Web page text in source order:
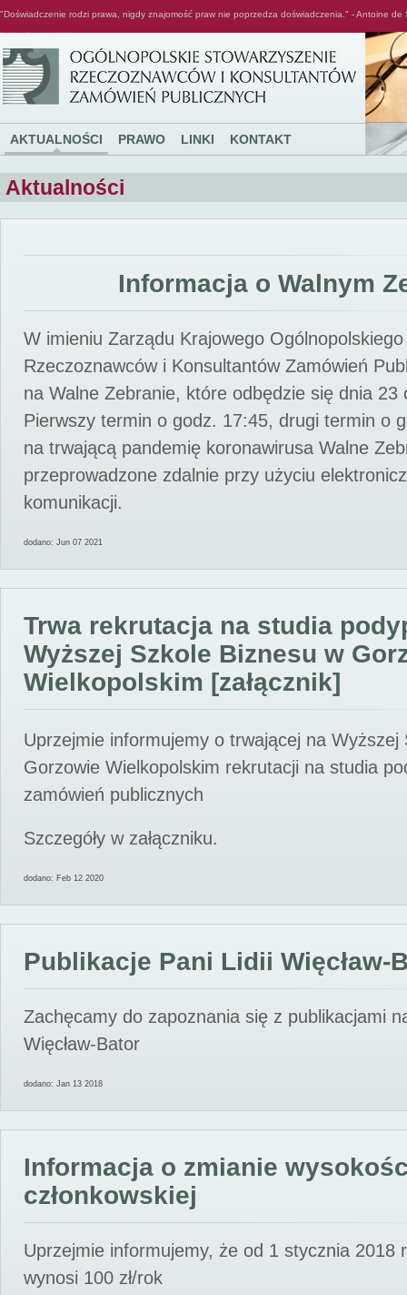
"Doświadczenie rodzi prawa, nigdy znajomość praw nie poprzedza doświadczenia." - Antoine de
AKTUALNOŚCI PRAWO LINKI KONTAKT
Aktualności
Informacja o Walnym
W imieniu Zarządu Krajowego
Rzeczoznawców i Konsultantów Zamówień
na Walne Zebranie, które odbędzie się dnia 23
Pierwszy termin o godz. 17:45, drugi termin o
na trwającą pandemię koronawirusa Walne
przeprowadzone zdalnie przy użyciu
komunikacji.
dodano: Jun 07 2021
Trwa rekrutacja na studia
Wyższej Szkole Biznesu w
Wielkopolskim [załącznik]
Uprzejmie informujemy o trwającej na Wyższej
Gorzowie Wielkopolskim rekrutacji na studia
zamówień publicznych
Szczegóły w załączniku.
dodano: Feb 12 2020
Publikacje Pani Lidii Więcław-
Zachęcamy do zapoznania się z publikacjami
Więcław-Bator
dodano: Jan 13 2018
Informacja o zmianie
członkowskiej
Uprzejmie informujemy, że od 1 stycznia 2018
wynosi 100 zł/rok